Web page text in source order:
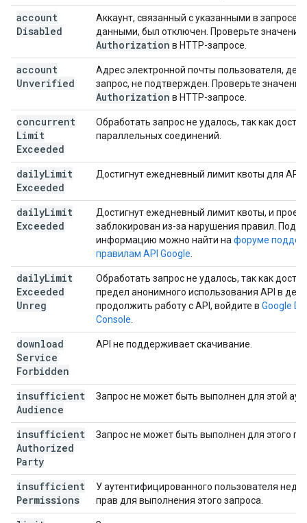
account
Disabled
Аккаунт, связанный с указанными в запросе
данными, был отключен. Проверьте значение
Authorization в HTTP-запросе.
account
Unverified
Адрес электронной почты пользователя,
запрос, не подтвержден. Проверьте значение
Authorization в HTTP-запросе.
concurrent
Limit
Exceeded
Обработать запрос не удалось, так как
параллельных соединений.
dailyLimit
Exceeded
Достигнут ежедневный лимит квоты для API.
dailyLimit
Exceeded
Достигнут ежедневный лимит квоты, и проект
заблокирован из-за нарушения правил.
информацию можно найти на форуме
правилам API Google
dailyLimit
Exceeded
Unreg
Обработать запрос не удалось, так как
предел анонимного использования API в
продолжить работу с API, войдите в Google
Console
download
Service
Forbidden
API не поддерживает скачивание.
insufficient
Audience
Запрос не может быть выполнен для этой
insufficient
Authorized
Party
Запрос не может быть выполнен для этого
insufficient
Permissions
У аутентифицированного пользователя
прав для выполнения этого запроса.